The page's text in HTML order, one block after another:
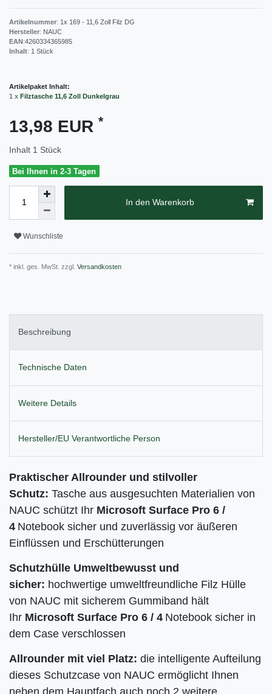
Artikelnummer: 1x 169 - 11,6 Zoll Filz DG
Hersteller: NAUC
EAN:4260334365985
Inhalt: 1 Stück
Artikelpaket Inhalt:
1 x Filztasche 11,6 Zoll Dunkelgrau
13,98 EUR *
Inhalt 1 Stück
Bei Ihnen in 2-3 Tagen
In den Warenkorb
Wunschliste
* inkl. ges. MwSt. zzgl. Versandkosten
Beschreibung
Technische Daten
Weitere Details
Hersteller/EU Verantwortliche Person
Praktischer Allrounder und stilvoller
Schutz: Tasche aus ausgesuchten Materialien von
NAUC schützt Ihr Microsoft Surface Pro 6 /
4 Notebook sicher und zuverlässig vor äußeren
Einflüssen und Erschütterungen
Schutzhülle Umweltbewusst und
sicher: hochwertige umweltfreundliche Filz Hülle
von NAUC mit sicherem Gummiband hält
Ihr Microsoft Surface Pro 6 / 4 Notebook sicher in
dem Case verschlossen
Allrounder mit viel Platz: die intelligente Aufteilung
dieses Schutzcase von NAUC ermöglicht Ihnen